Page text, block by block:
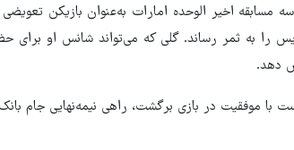
مسابقه اخیر الوحده امارات به‌عنوان بازیکن
را به ثمر رساند. گلی که می‌تواند شانس او برای
دهد.
با موفقیت در بازی برگشت، راهی نیمه‌نهایی جام
هماهنگی محور مقاومت، آمریکا را
در منطقه درمانده کرد